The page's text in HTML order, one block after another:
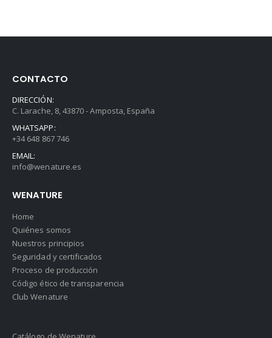
CONTACTO
DIRECCIÓN:
C. Larache, 8, 43870 - Amposta, España
WHATSAPP:
+34 648 867 746
EMAIL:
info@wenature.es
WENATURE
Home
Quiénes somos
Nuestros principios
Seguridad y certificados
Proceso de producción
Código ético de transparencia
Club Wenature